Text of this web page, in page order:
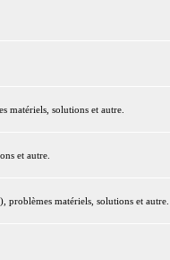
matériels, solutions et autre.
et autre.
matériels, solutions et autre.